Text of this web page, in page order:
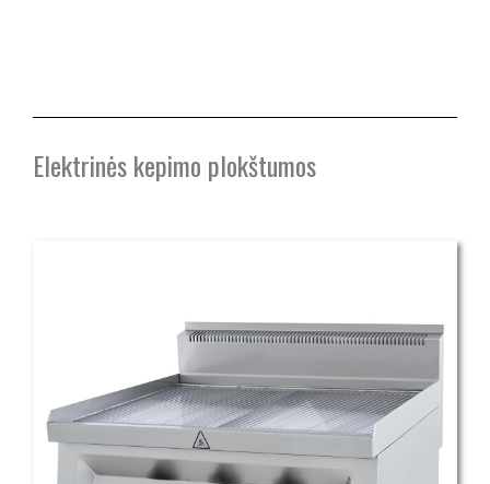
Elektrinės kepimo plokštumos